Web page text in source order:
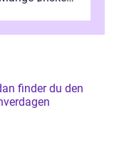
finder du den